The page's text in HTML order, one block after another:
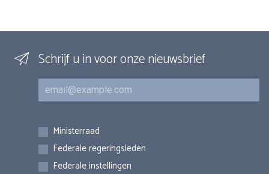
Schrijf u in voor onze nieuwsbrief
E-mail
Inschrijvingen
Ministerraad
Federale regeringsleden
Federale instellingen